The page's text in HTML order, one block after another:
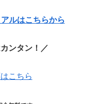
ルはこちらから
ンタン！／
こちら